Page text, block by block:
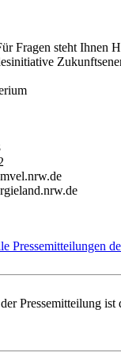
Fragen steht Ihnen
Pressemitteilungen
Pressemitteilung